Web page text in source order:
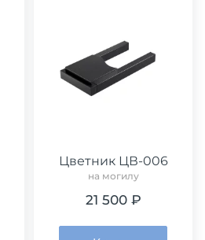
Цветник ЦВ-006
на могилу
21 500 ₽